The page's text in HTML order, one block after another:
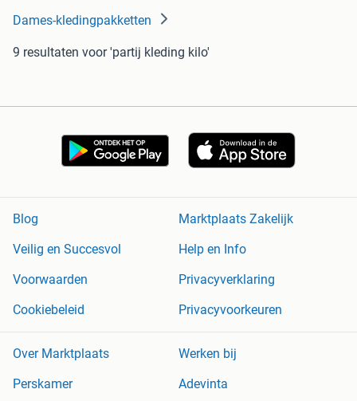
Dames-kledingpakketten
9 resultaten voor 'partij kleding kilo'
Blog
Marktplaats Zakelijk
Veilig en Succesvol
Help en Info
Voorwaarden
Privacyverklaring
Cookiebeleid
Privacyvoorkeuren
Over Marktplaats
Werken bij
Perskamer
Adevinta